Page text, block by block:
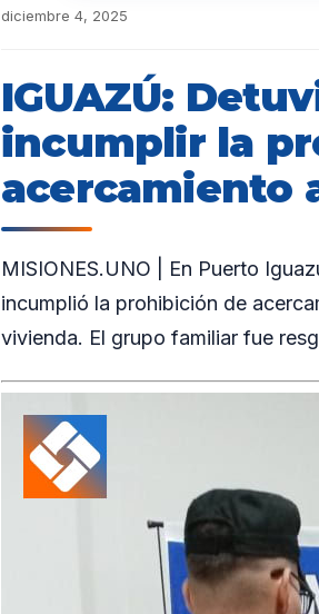
diciembre 4, 2025
IGUAZÚ:
incumplir la
acercamiento
MISIONES.UNO | En Puerto
incumplió la prohibición de
vivienda. El grupo familiar fue